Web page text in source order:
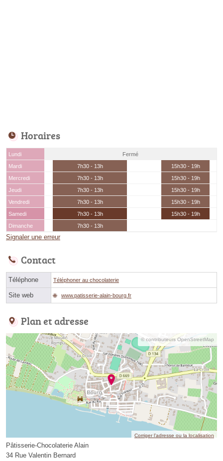
Horaires
Lundi
Fermé
Mardi
7h30 - 13h
15h30 - 19h
Mercredi
7h30 - 13h
15h30 - 19h
Jeudi
7h30 - 13h
15h30 - 19h
Vendredi
7h30 - 13h
15h30 - 19h
Samedi
7h30 - 13h
15h30 - 19h
Dimanche
7h30 - 13h
Signaler une erreur
Contact
Téléphone Téléphoner au chocolaterie
Site web www.patisserie-alain-bourg.fr
Plan et adresse
© contributeurs OpenStreetMap
Corriger l’adresse ou la localisation
Pâtisserie-Chocolaterie Alain
34 Rue Valentin Bernard